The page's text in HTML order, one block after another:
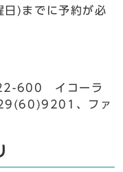
)までに予約が必
600 イコーラ
、ファ